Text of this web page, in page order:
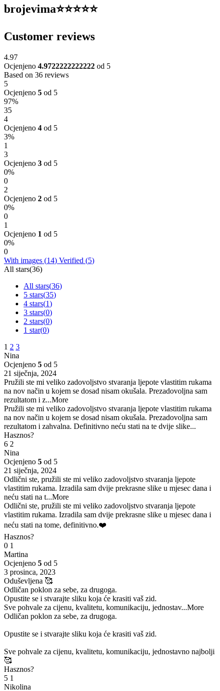
brojevima⭐️⭐️⭐️⭐️⭐️
Customer reviews
4.97
Ocjenjeno 4.9722222222222 od 5
Based on 36 reviews
5
Ocjenjeno 5 od 5
97%
35
4
Ocjenjeno 4 od 5
3%
1
3
Ocjenjeno 3 od 5
0%
0
2
Ocjenjeno 2 od 5
0%
0
1
Ocjenjeno 1 od 5
0%
0
With images (14) Verified (5)
All stars(36)
All stars(36)
5 stars(35)
4 stars(1)
3 stars(0)
2 stars(0)
1 star(0)
1 2 3
Nina
Ocjenjeno 5 od 5
21 siječnja, 2024
Pružili ste mi veliko zadovoljstvo stvaranja ljepote vlastitim rukama
na nov način u kojem se dosad nisam okušala. Prezadovoljna sam
rezultatom i z...More
Pružili ste mi veliko zadovoljstvo stvaranja ljepote vlastitim rukama
na nov način u kojem se dosad nisam okušala. Prezadovoljna sam
rezultatom i zahvalna. Definitivno neću stati na te dvije slike...
Hasznos?
6 2
Nina
Ocjenjeno 5 od 5
21 siječnja, 2024
Odlični ste, pružili ste mi veliko zadovoljstvo stvaranja ljepote
vlastitim rukama. Izradila sam dvije prekrasne slike u mjesec dana i
neću stati na t...More
Odlični ste, pružili ste mi veliko zadovoljstvo stvaranja ljepote
vlastitim rukama. Izradila sam dvije prekrasne slike u mjesec dana i
neću stati na tome, definitivno.❤️
Hasznos?
0 1
Martina
Ocjenjeno 5 od 5
3 prosinca, 2023
Oduševljena 🥰
Odličan poklon za sebe, za drugoga.
Opustite se i stvarajte sliku koja će krasiti vaš zid.
Sve pohvale za cijenu, kvalitetu, komunikaciju, jednostav...More
Odličan poklon za sebe, za drugoga.
Opustite se i stvarajte sliku koja će krasiti vaš zid.
Sve pohvale za cijenu, kvalitetu, komunikaciju, jednostavno najbolji
🥰
Hasznos?
5 1
Nikolina